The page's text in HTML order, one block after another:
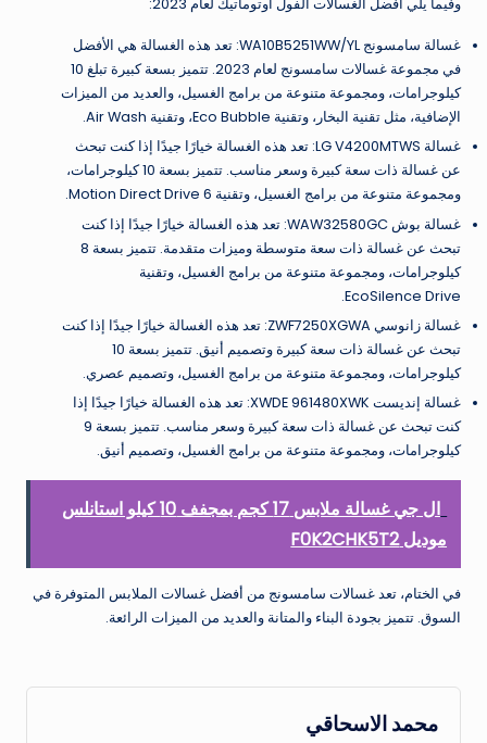
وفيما يلي أفضل الغسالات الفول اوتوماتيك لعام 2023:
غسالة سامسونج WA10B5251WW/YL: تعد هذه الغسالة هي الأفضل
في مجموعة غسالات سامسونج لعام 2023. تتميز بسعة كبيرة تبلغ 10
كيلوجرامات، ومجموعة متنوعة من برامج الغسيل، والعديد من الميزات
الإضافية، مثل تقنية البخار، وتقنية Eco Bubble، وتقنية Air Wash.
غسالة LG V4200MTWS: تعد هذه الغسالة خيارًا جيدًا إذا كنت تبحث
عن غسالة ذات سعة كبيرة وسعر مناسب. تتميز بسعة 10 كيلوجرامات،
ومجموعة متنوعة من برامج الغسيل، وتقنية 6 Motion Direct Drive.
غسالة بوش WAW32580GC: تعد هذه الغسالة خيارًا جيدًا إذا كنت
تبحث عن غسالة ذات سعة متوسطة وميزات متقدمة. تتميز بسعة 8
كيلوجرامات، ومجموعة متنوعة من برامج الغسيل، وتقنية
EcoSilence Drive.
غسالة زانوسي ZWF7250XGWA: تعد هذه الغسالة خيارًا جيدًا إذا كنت
تبحث عن غسالة ذات سعة كبيرة وتصميم أنيق. تتميز بسعة 10
كيلوجرامات، ومجموعة متنوعة من برامج الغسيل، وتصميم عصري.
غسالة إنديست XWDE 961480XWK: تعد هذه الغسالة خيارًا جيدًا إذا
كنت تبحث عن غسالة ذات سعة كبيرة وسعر مناسب. تتميز بسعة 9
كيلوجرامات، ومجموعة متنوعة من برامج الغسيل، وتصميم أنيق.
ال جي غسالة ملابس 17 كجم بمجفف 10 كيلو استانلس
موديل F0K2CHK5T2
في الختام، تعد غسالات سامسونج من أفضل غسالات الملابس المتوفرة في
السوق. تتميز بجودة البناء والمتانة والعديد من الميزات الرائعة.
محمد الاسحاقي